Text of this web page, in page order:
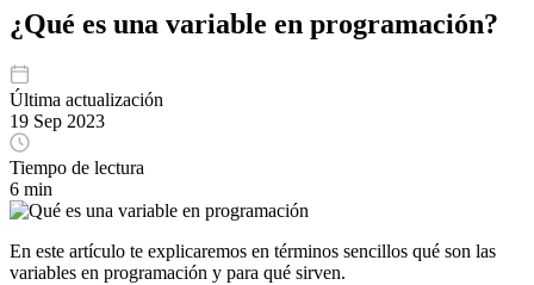
¿Qué es una variable en programación?
Última actualización
19 Sep 2023
Tiempo de lectura
6 min
En este artículo te explicaremos en términos sencillos qué son las
variables en programación y para qué sirven.